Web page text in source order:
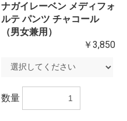
ナガイレーベン メディフォ
ルテ パンツ チャコール
（男女兼用）
￥3,850
数量